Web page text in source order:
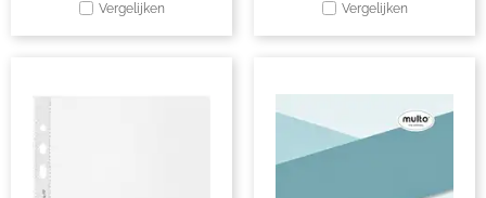
Vergelijken Vergelijken